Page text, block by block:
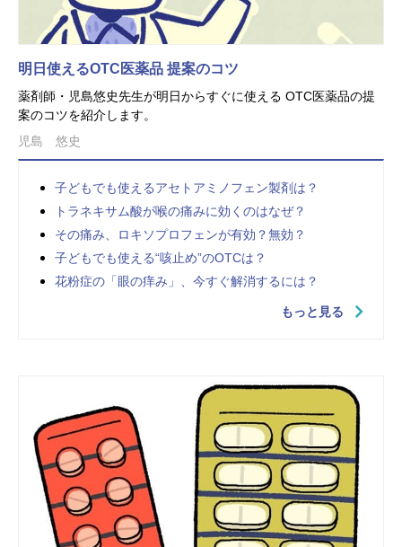
明日使えるOTC医薬品 提案のコツ
薬剤師・児島悠史先生が明日からすぐに使える OTC医薬品の提
案のコツを紹介します。
児島 悠史
子どもでも使えるアセトアミノフェン製剤は？
トラネキサム酸が喉の痛みに効くのはなぜ？
その痛み、ロキソプロフェンが有効？無効？
子どもでも使える“咳止め”のOTCは？
花粉症の「眼の痒み」、今すぐ解消するには？
もっと見る